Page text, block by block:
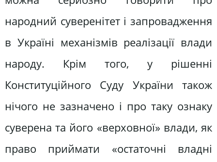
народний суверенітет і запровадження
в Україні механізмів реалізації влади
народу. Крім того, у рішенні
Конституційного Суду України також
нічого не зазначено і про таку ознаку
суверена та його «верховної» влади, як
право приймати «остаточні владні